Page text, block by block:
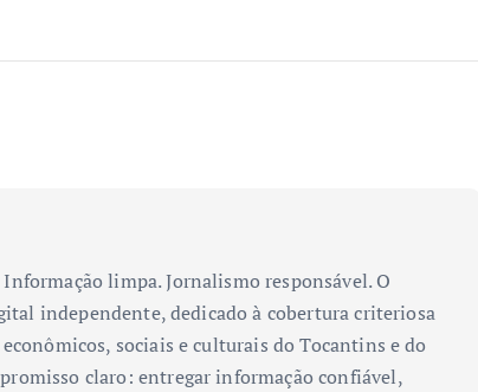
limpa. Jornalismo responsável. O
independente, dedicado à cobertura criteriosa
sociais e culturais do Tocantins e do
claro: entregar informação confiável,